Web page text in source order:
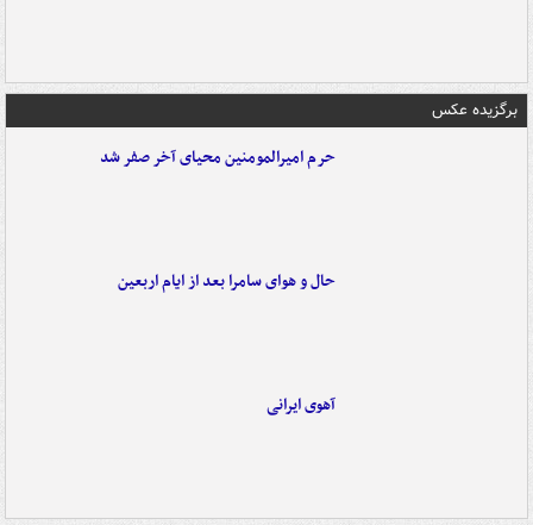
برگزیده عکس
حرم امیرالمومنین محیای آخر صفر شد
حال و هوای سامرا بعد از ایام اربعین
آهوی ایرانی